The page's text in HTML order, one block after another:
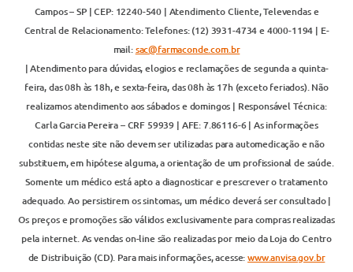
Campos – SP | CEP: 12240-540 | Atendimento Cliente, Televendas e
Central de Relacionamento: Telefones: (12) 3931-4734 e 4000-1194 | E-
mail:sac@farmaconde.com.br
| Atendimento para dúvidas, elogios e reclamações de segunda a quinta-
feira, das 08h às 18h, e sexta-feira, das 08h às 17h (exceto feriados). Não
realizamos atendimento aos sábados e domingos | Responsável Técnica:
Carla Garcia Pereira – CRF 59939 | AFE: 7.86116-6 | As informações
contidas neste site não devem ser utilizadas para automedicação e não
substituem, em hipótese alguma, a orientação de um profissional de saúde.
Somente um médico está apto a diagnosticar e prescrever o tratamento
adequado. Ao persistirem os sintomas, um médico deverá ser consultado |
Os preços e promoções são válidos exclusivamente para compras realizadas
pela internet. As vendas on-line são realizadas por meio da Loja do Centro
de Distribuição (CD). Para mais informações, acesse:www.anvisa.gov.br